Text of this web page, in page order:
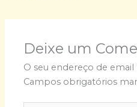
Deixe um
O seu endereço de email
Campos obrigatórios